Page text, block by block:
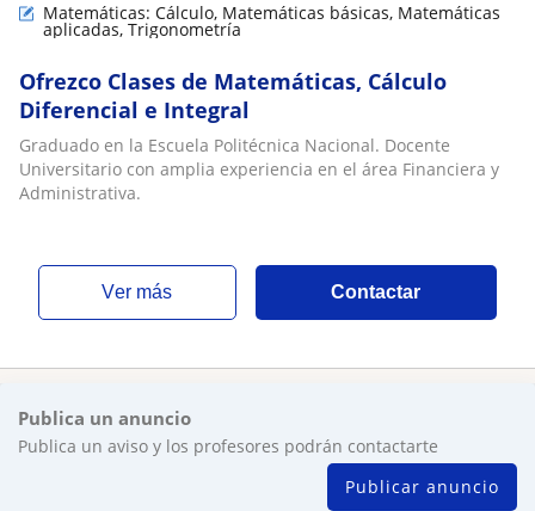
Matemáticas: Cálculo, Matemáticas básicas, Matemáticas
aplicadas, Trigonometría
Ofrezco Clases de Matemáticas, Cálculo
Diferencial e Integral
Graduado en la Escuela Politécnica Nacional. Docente
Universitario con amplia experiencia en el área Financiera y
Administrativa.
ver más Contactar
Publica un anuncio
Publica un aviso y los profesores podrán contactarte
Publicar anuncio